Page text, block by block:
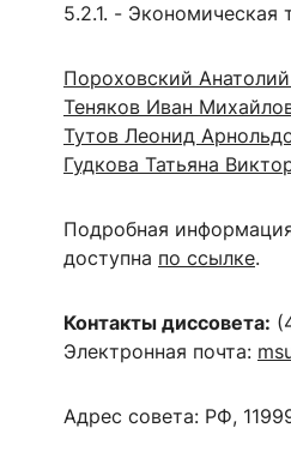
5.2.1. - Экономическая
Пороховский
Теняков Иван
Тутов Леонид
Гудкова Татьяна
Подробная
доступна по ссылке.
Контакты диссовета:
Электронная почта:
Адрес совета: РФ,